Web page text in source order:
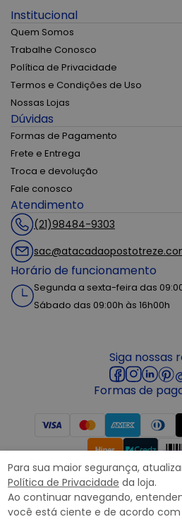
Para sua maior segurança,
Política de Privacidade da loja.
Ao continuar navegando,
você está ciente e de acordo com
Institucional
Quem Somos
Trabalhe Conosco
Política de Privacidade
Termos e Condições de Uso
Nossas Lojas
Dúvidas
Formas de Pagamento
Frete e Entrega
Troca e devolução
Fale conosco
Atendimento
(21)98484-9303
Horário de funcionamento
Segunda a sexta-feira das
Sábado das 09:00h às 16h00h
Siga nossas
Formas de